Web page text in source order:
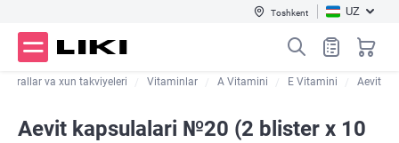
Toshkent UZ
va xun takviyeleri Vitaminlar A Vitamini E Vitamini Aevit
Aevit kapsulalari №20 (2 blister х 10